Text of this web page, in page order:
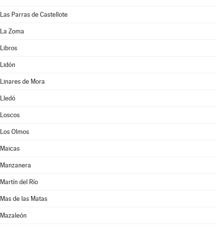
Las Parras de Castellote
La Zoma
Libros
Lidón
Linares de Mora
Lledó
Loscos
Los Olmos
Maicas
Manzanera
Martín del Río
Mas de las Matas
Mazaleón